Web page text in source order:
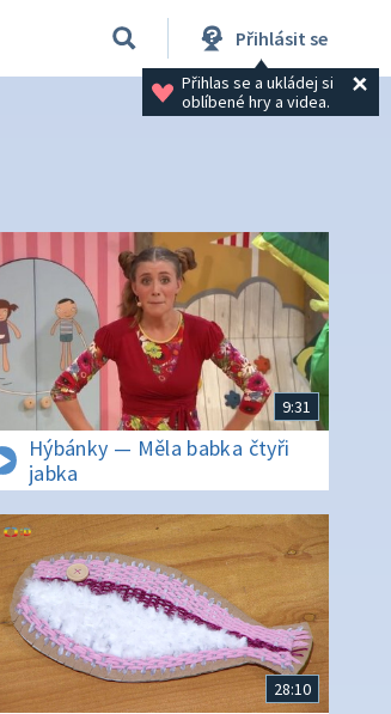
Přihlásit se
Přihlas se a ukládej si
oblíbené hry a videa.
9:31
Hýbánky — Měla babka čtyři
jabka
28:10